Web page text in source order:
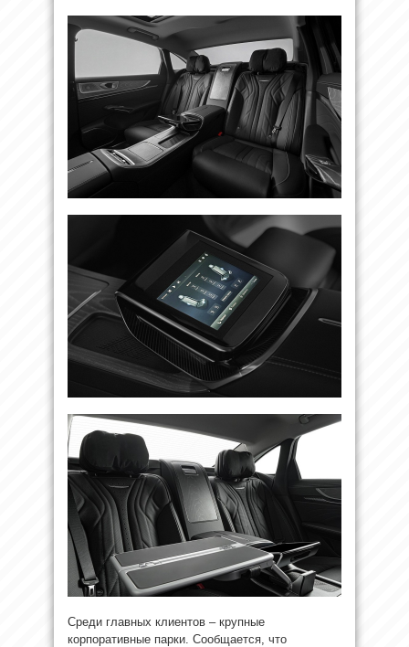
Среди главных клиентов – крупные
корпоративные парки. Сообщается, что